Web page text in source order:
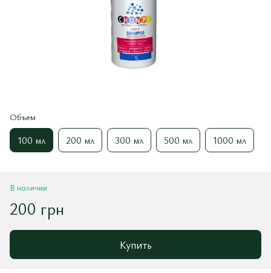
Объем
100 мл 200 мл 300 мл 500 мл 1000 мл
В наличии
200 грн
Купить